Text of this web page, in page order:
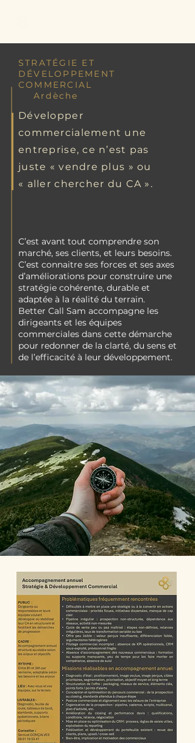
STRATÉGIE ET
DÉVELOPPEMENT
COMMERCIAL
Ardèche
Développer
commercialement une
entreprise, ce n’est pas
juste « vendre plus » ou
« aller chercher du CA ».
C’est avant tout comprendre son
marché, ses clients, et leurs besoins.
C’est connaitre ses forces et ses axes
d’améliorations pour construire une
stratégie cohérente, durable et
adaptée à la réalité du terrain.
Better Call Sam accompagne les
dirigeants et les équipes
commerciales dans cette démarche
pour redonner de la clarté, du sens et
de l’efficacité à leur développement.